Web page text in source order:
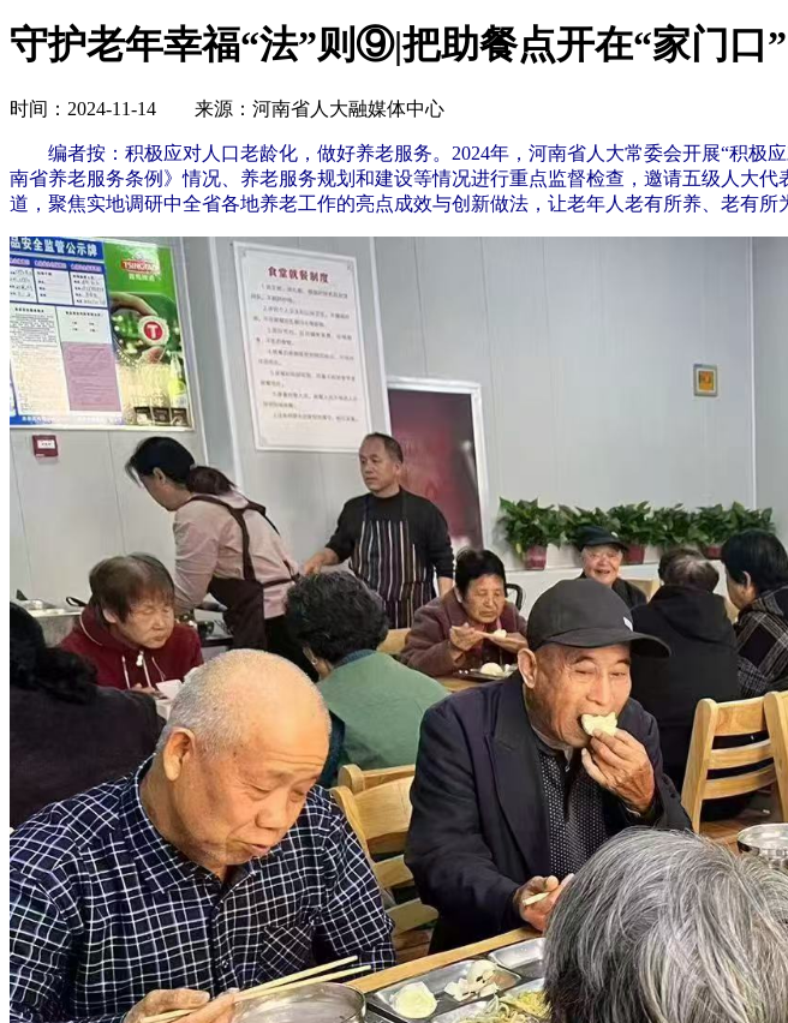
守护老年幸福“法”则⑨|把助餐点开在“家门口
时间：2024-11-14 来源：河南省人大融媒体中心
编者按：积极应对人口老龄化，做好养老服务。2024年，河南省人大常委会开展“积
南省养老服务条例》情况、养老服务规划和建设等情况进行重点监督检查，邀请五级人大
道，聚焦实地调研中全省各地养老工作的亮点成效与创新做法，让老年人老有所养、老有所